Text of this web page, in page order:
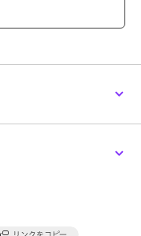
ガレット/イエロー
過程でかいた汗を気化さ